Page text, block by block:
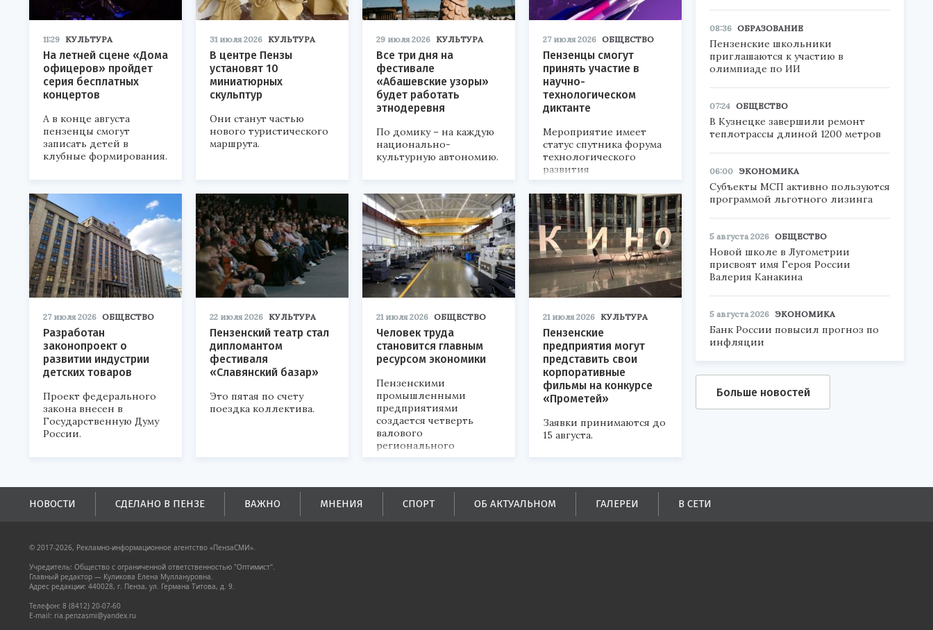
11:29 КУЛЬТУРА
На летней сцене «Дома
офицеров» пройдет
серия бесплатных
концертов
А в конце августа
пензенцы смогут
записать детей в
клубные формирования.
31 июля 2026 КУЛЬТУРА
В центре Пензы
установят 10
миниатюрных
скульптур
Они станут частью
нового туристического
маршрута.
29 июля 2026 КУЛЬТУРА
Все три дня на
фестивале
«Абашевские узоры»
будет работать
этнодеревня
По домику – на каждую
национально-
культурную автономию.
27 июля 2026 ОБЩЕСТВО
Пензенцы смогут
принять участие в
научно-
технологическом
диктанте
Мероприятие имеет
статус спутника форума
технологического
развития
«Технопром-2026».
27 июля 2026 ОБЩЕСТВО
Разработан
законопроект о
развитии индустрии
детских товаров
Проект федерального
закона внесен в
Государственную Думу
России.
22 июля 2026 КУЛЬТУРА
Пензенский театр стал
дипломантом
фестиваля
«Славянский базар»
Это пятая по счету
поездка коллектива.
21 июля 2026 ОБЩЕСТВО
Человек труда
становится главным
ресурсом экономики
Пензенскими
промышленными
предприятиями
создается четверть
валового
регионального
продукта и
поступлений в
бюджеты всех уровней.
21 июля 2026 КУЛЬТУРА
Пензенские
предприятия могут
представить свои
корпоративные
фильмы на конкурсе
«Прометей»
Заявки принимаются до
15 августа.
08:36 ОБРАЗОВАНИЕ
Пензенские школьники
приглашаются к участию в
олимпиаде по ИИ
07:24 ОБЩЕСТВО
В Кузнецке завершили ремонт
теплотрассы длиной 1200 метров
06:00 ЭКОНОМИКА
Субъекты МСП активно пользуются
программой льготного лизинга
5 августа 2026 ОБЩЕСТВО
Новой школе в Лугометрии
присвоят имя Героя России
Валерия Канакина
5 августа 2026 ЭКОНОМИКА
Банк России повысил прогноз по
инфляции
Больше новостей
НОВОСТИ СДЕЛАНО В ПЕНЗЕ ВАЖНО МНЕНИЯ СПОРТ ОБ АКТУАЛЬНОМ ГАЛЕРЕИ В СЕТИ
© 2017-2026, Рекламно-информационное агентство «ПензаСМИ».
Учредитель: Общество с ограниченной ответственностью "Оптимист".
Главный редактор — Куликова Елена Муллануровна.
Адрес редакции: 440028, г. Пенза, ул. Германа Титова, д. 9.
Телефон: 8 (8412) 20-07-60
E-mail: ria.penzasmi@yandex.ru